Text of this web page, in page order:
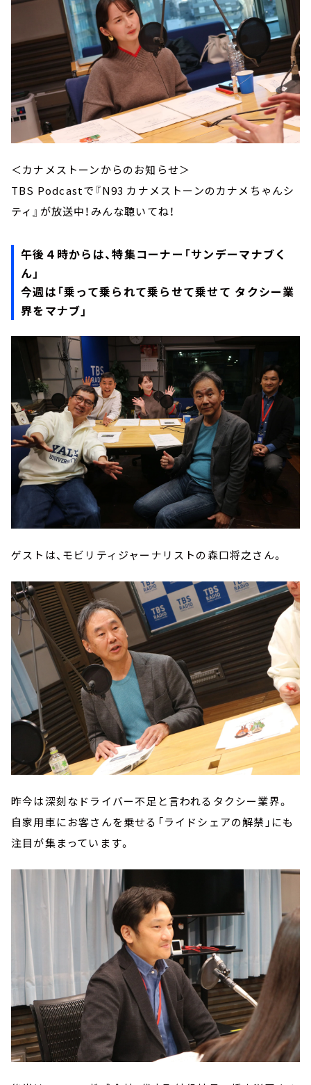
＜カナメストーンからのお知らせ＞
TBS Podcastで『N93 カナメストーンのカナメちゃんシ
ティ』が放送中！みんな聴いてね！
午後４時からは、特集コーナー「サンデーマナブく
ん」
今週は「乗って乗られて乗らせて乗せて タクシー業
界をマナブ」
ゲストは、モビリティジャーナリストの森口将之さん。
昨今は深刻なドライバー不足と言われるタクシー業界。
自家用車にお客さんを乗せる「ライドシェアの解禁」にも
注目が集まっています。